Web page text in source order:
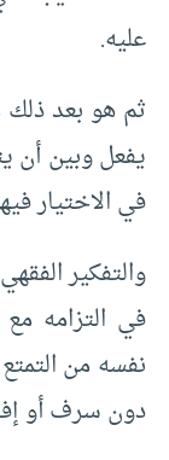
عليه.
ثم هو بعد ذلك
يفعل وبين أن
في الاختيار
والتفكير
في التزامه
نفسه من التمتع
دون سرف أو